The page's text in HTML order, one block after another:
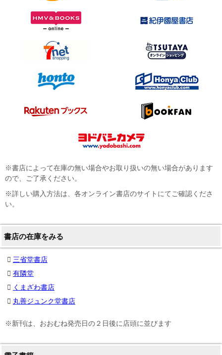
※書店によって在庫の無い場合やお取り扱いの無い場合があります
ので、ご了承ください。
※詳しい購入方法は、各オンライン書店のサイトにてご確認くださ
い。
書店の在庫をみる
三省堂書店
有隣堂
くまざわ書店
丸善ジュンク堂書店
※新刊は、おおむね発売日の２日後に店頭に並びます